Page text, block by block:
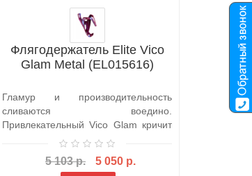
Флягодержатель Elite Vico
Glam Metal (EL015616)
Гламур и производительность
сливаются воедино.
Привлекательный Vico Glam кричит
о стиле своими гладк..
5 103 р. 5 050 р.
Elite